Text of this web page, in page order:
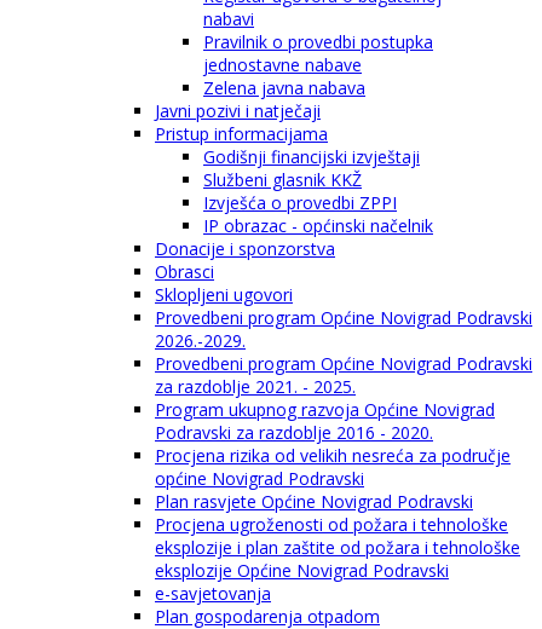
nabavi
Pravilnik o provedbi postupka
jednostavne nabave
Zelena javna nabava
Javni pozivi i natječaji
Pristup informacijama
Godišnji financijski izvještaji
Službeni glasnik KKŽ
Izvješća o provedbi ZPPI
IP obrazac - općinski načelnik
Donacije i sponzorstva
Obrasci
Sklopljeni ugovori
Provedbeni program Općine Novigrad Podravski
2026.-2029.
Provedbeni program Općine Novigrad Podravski
za razdoblje 2021. - 2025.
Program ukupnog razvoja Općine Novigrad
Podravski za razdoblje 2016 - 2020.
Procjena rizika od velikih nesreća za područje
općine Novigrad Podravski
Plan rasvjete Općine Novigrad Podravski
Procjena ugroženosti od požara i tehnološke
eksplozije i plan zaštite od požara i tehnološke
eksplozije Općine Novigrad Podravski
e-savjetovanja
Plan gospodarenja otpadom